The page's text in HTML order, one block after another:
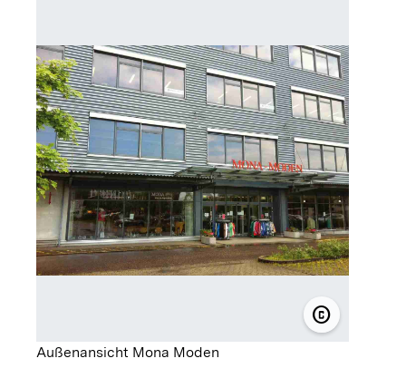
copyright
©
Außenansicht Mona Moden